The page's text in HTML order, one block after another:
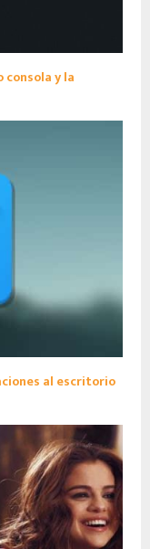
consola y la
al escritorio